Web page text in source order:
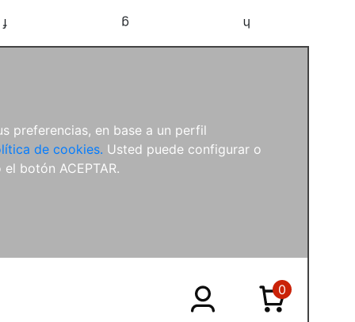
preferencias, en base a un perfil
de cookies. Usted puede configurar o
botón ACEPTAR.
f g h
0